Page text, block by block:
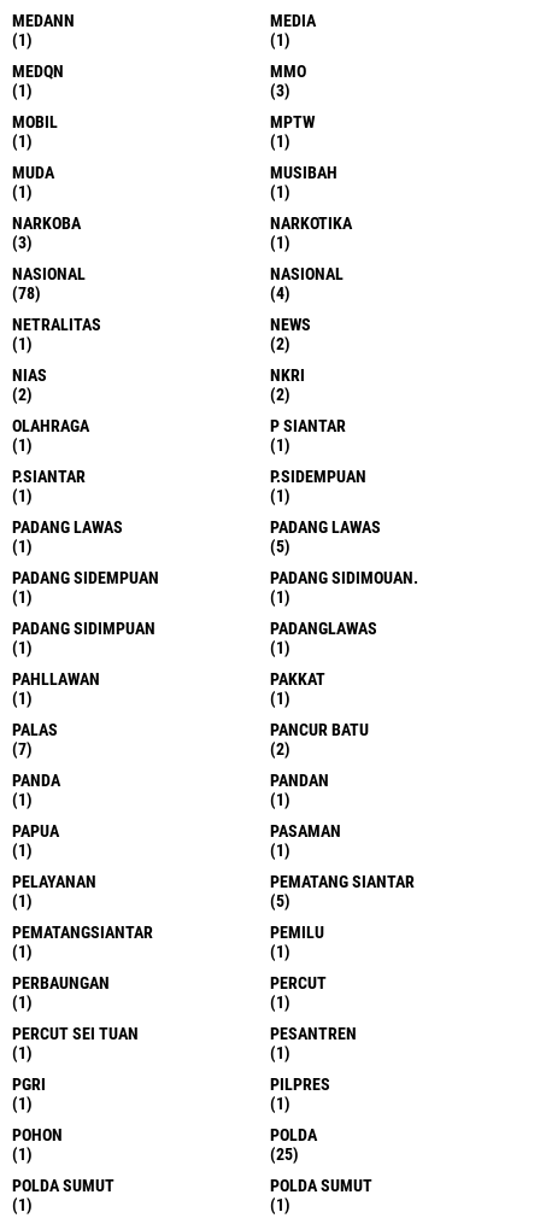
MEDANN
(1)
MEDIA
(1)
MEDQN
(1)
MMO
(3)
MOBIL
(1)
MPTW
(1)
MUDA
(1)
MUSIBAH
(1)
NARKOBA
(3)
NARKOTIKA
(1)
NASIONAL
(78)
NASIONAL
(4)
NETRALITAS
(1)
NEWS
(2)
NIAS
(2)
NKRI
(2)
OLAHRAGA
(1)
P SIANTAR
(1)
P.SIANTAR
(1)
P.SIDEMPUAN
(1)
PADANG LAWAS
(1)
PADANG LAWAS
(5)
PADANG SIDEMPUAN
(1)
PADANG SIDIMOUAN.
(1)
PADANG SIDIMPUAN
(1)
PADANGLAWAS
(1)
PAHLLAWAN
(1)
PAKKAT
(1)
PALAS
(7)
PANCUR BATU
(2)
PANDA
(1)
PANDAN
(1)
PAPUA
(1)
PASAMAN
(1)
PELAYANAN
(1)
PEMATANG SIANTAR
(5)
PEMATANGSIANTAR
(1)
PEMILU
(1)
PERBAUNGAN
(1)
PERCUT
(1)
PERCUT SEI TUAN
(1)
PESANTREN
(1)
PGRI
(1)
PILPRES
(1)
POHON
(1)
POLDA
(25)
POLDA SUMUT
(1)
POLDA SUMUT
(1)